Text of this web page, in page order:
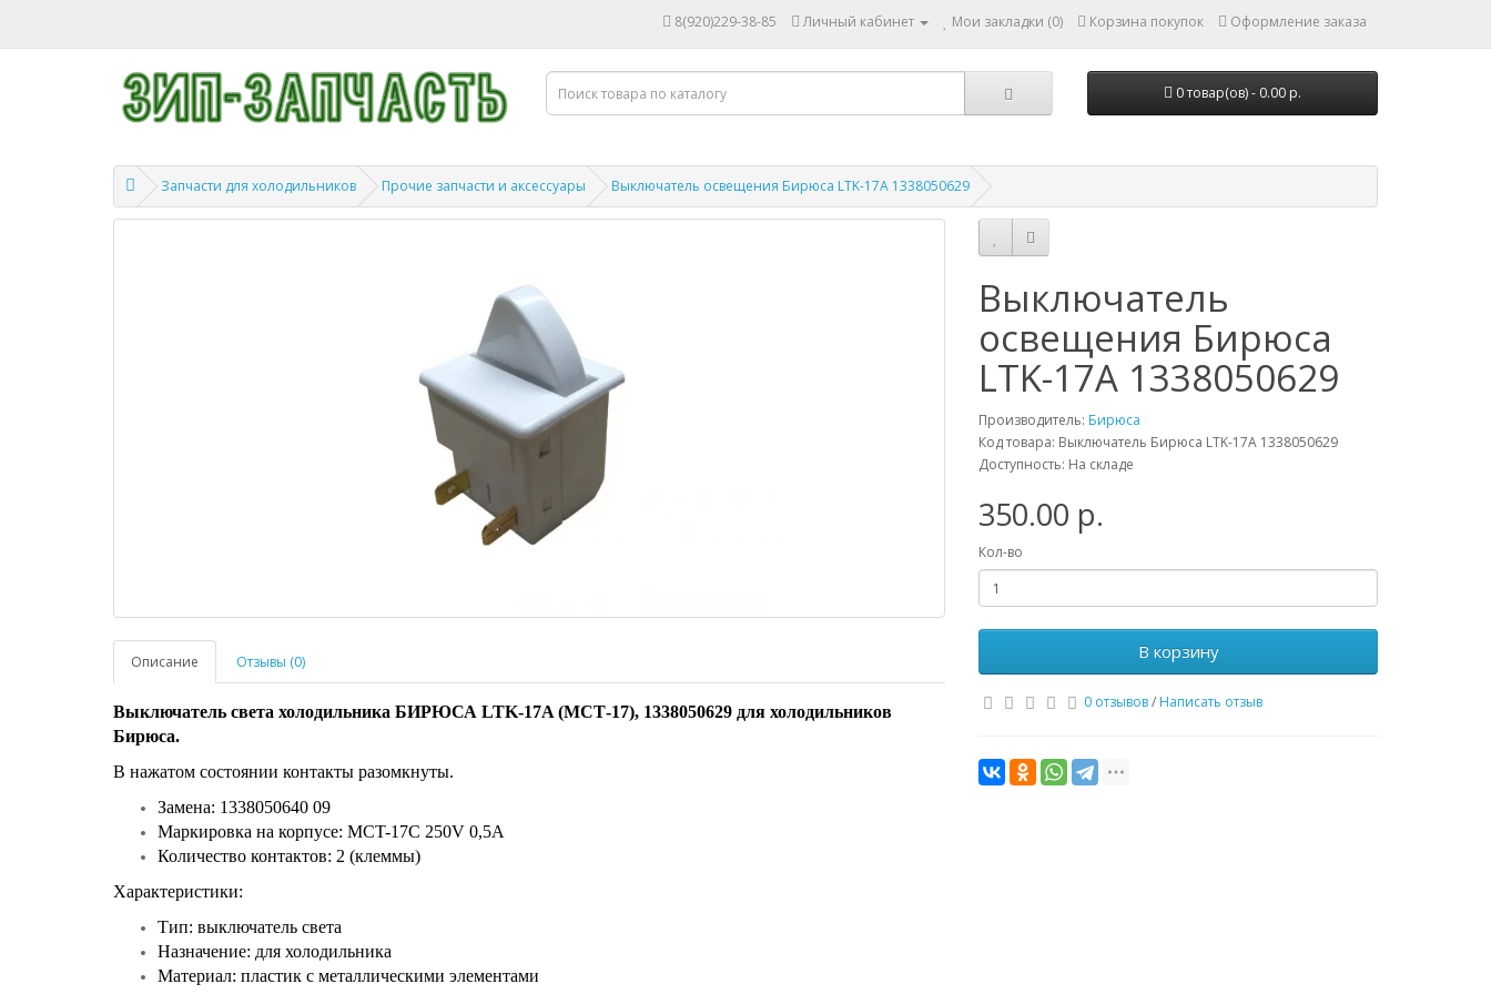
8(920)229-38-85 Личный кабинет Мои закладки (0) Корзина покупок Оформление заказа
0 товар(ов) - 0.00 р.
Запчасти для холодильников Прочие запчасти и аксессуары Выключатель освещения Бирюса LTK-17A 1338050629
Описание Отзывы (0)
Выключатель света холодильника БИРЮСА LTK-17A (МСТ-17), 1338050629 для холодильников
Бирюса.
В нажатом состоянии контакты разомкнуты.
Замена: 1338050640 09
Маркировка на корпусе: MCT-17С 250V 0,5A
Количество контактов: 2 (клеммы)
Характеристики:
Тип: выключатель света
Назначение: для холодильника
Материал: пластик с металлическими элементами
Выключатель
освещения Бирюса
LTK-17A 1338050629
Производитель: Бирюса
Код товара: Выключатель Бирюса LTK-17A 1338050629
Доступность: На складе
350.00 р.
Кол-во
В корзину
0 отзывов/ Написать отзыв